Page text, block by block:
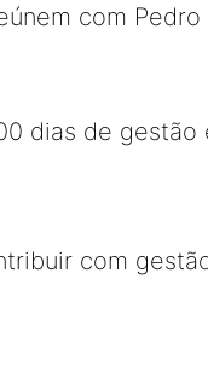
com
dias de
com